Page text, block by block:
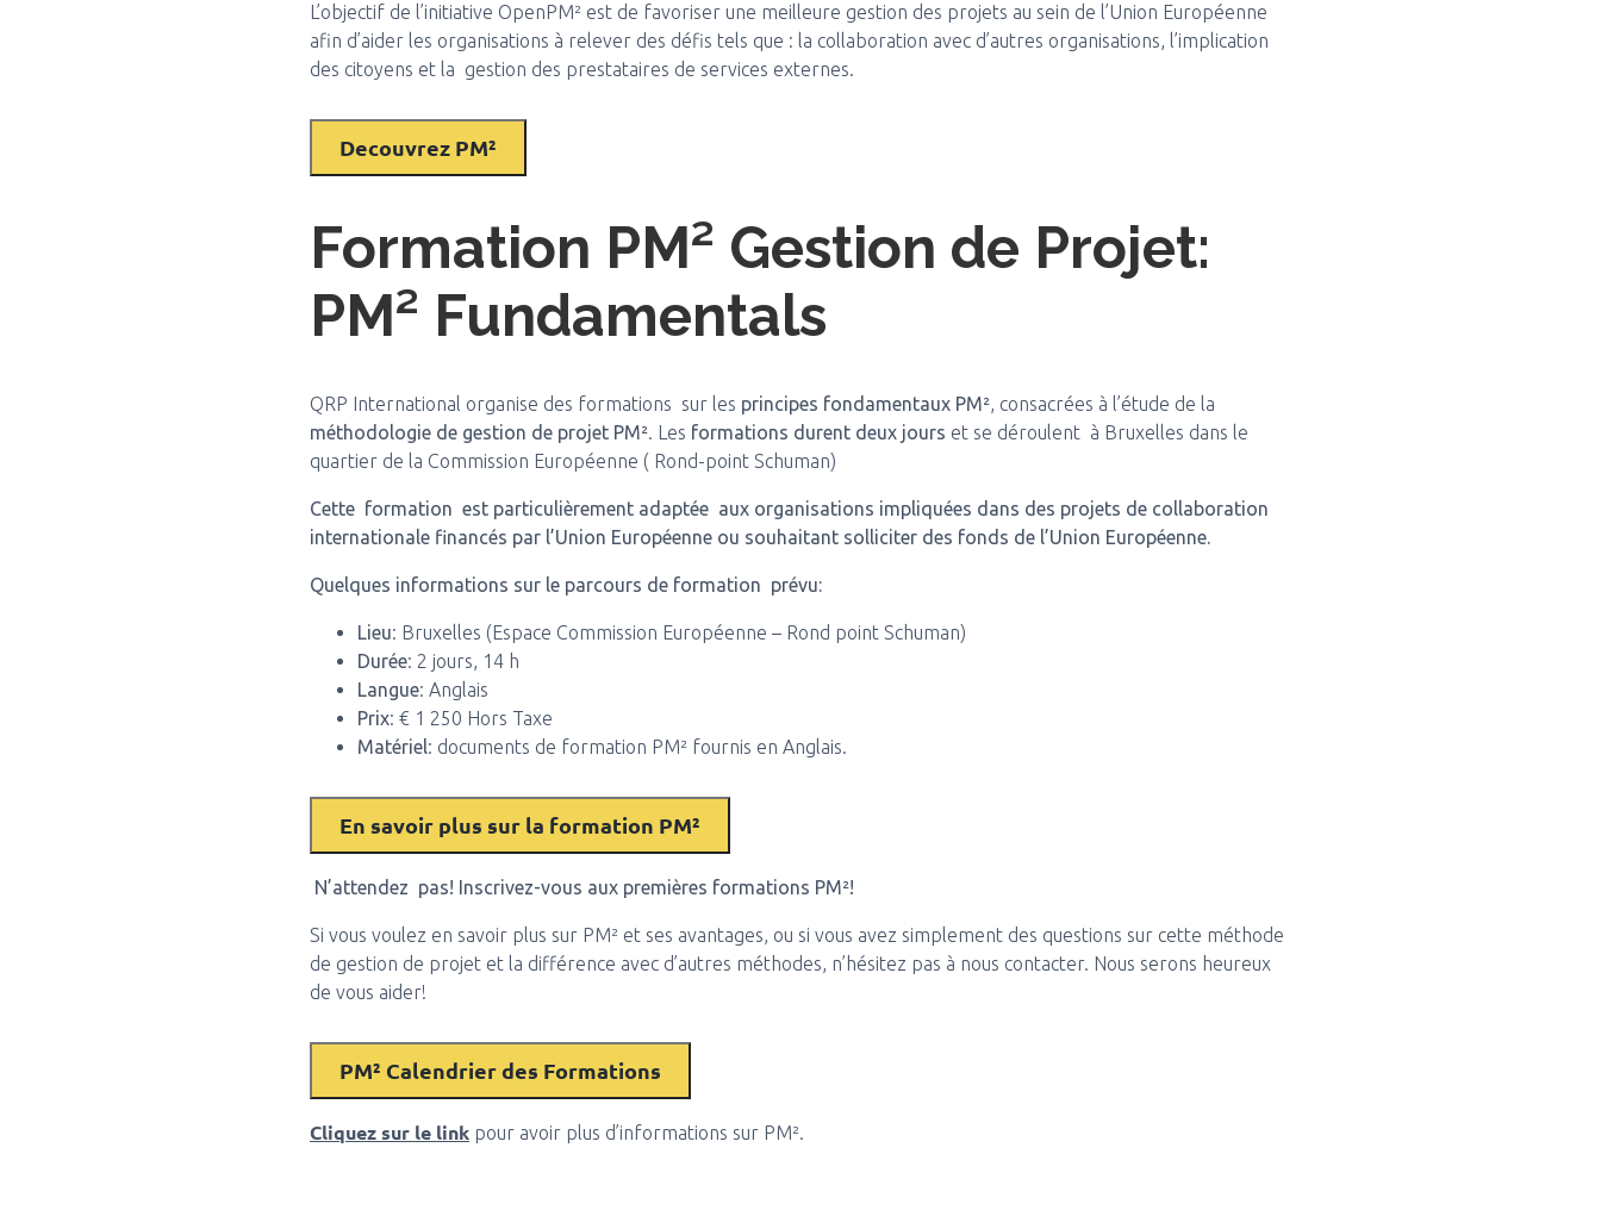
L’objectif de l’initiative OpenPM² est de favoriser une meilleure gestion des projets au sein de l’Union Européenne
afin d’aider les organisations à relever des défis tels que : la collaboration avec d’autres organisations, l’implication
des citoyens et la gestion des prestataires de services externes.
Formation PM² Gestion de Projet:
PM² Fundamentals
QRP International organise des formations sur les principes fondamentaux PM², consacrées à l’étude de la
méthodologie de gestion de projet PM². Les formations durent deux jours et se déroulent à Bruxelles dans le
quartier de la Commission Européenne ( Rond-point Schuman)
Cette formation est particulièrement adaptée aux organisations impliquées dans des projets de collaboration
internationale financés par l’Union Européenne ou souhaitant solliciter des fonds de l’Union Européenne.
Quelques informations sur le parcours de formation prévu:
Lieu: Bruxelles (Espace Commission Européenne – Rond point Schuman)
Durée: 2 jours, 14 h
Langue: Anglais
Prix: € 1 250 Hors Taxe
Matériel: documents de formation PM² fournis en Anglais.
N’attendez pas! Inscrivez-vous aux premières formations PM²!
Si vous voulez en savoir plus sur PM² et ses avantages, ou si vous avez simplement des questions sur cette méthode
de gestion de projet et la différence avec d’autres méthodes, n’hésitez pas à nous contacter. Nous serons heureux
de vous aider!
Cliquez sur le link pour avoir plus d’informations sur PM².